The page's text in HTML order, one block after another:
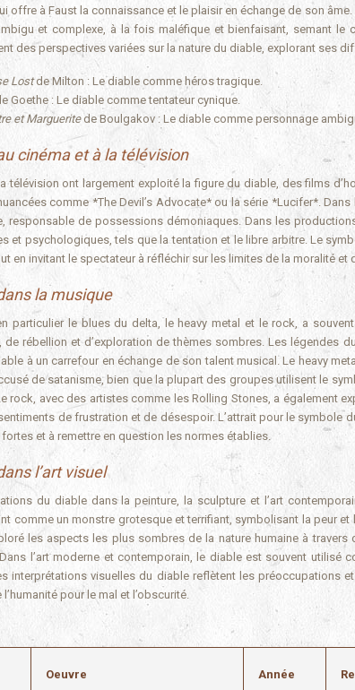
offre à Faust la connaissance et le plaisir en échange de son
et complexe, à la fois maléfique et bienfaisant, semant
des perspectives variées sur la nature du diable, explorant ses
Lostde Milton : Le diable comme héros tragique.
Goethe : Le diable comme tentateur cynique.
et Margueritede Boulgakov : Le diable comme personnage
cinéma et à la télévision
télévision ont largement exploité la figure du diable, des films
comme *The Devil’s Advocate* ou la série *Lucifer*.
responsable de possessions démoniaques. Dans les
et psychologiques, tels que la tentation et le libre arbitre. Le
en invitant le spectateur à réfléchir sur les limites de la moralité et
la musique
particulier le blues du delta, le heavy metal et le rock, a
de rébellion et d’exploration de thèmes sombres. Les légendes
à un carrefour en échange de son talent musical. Le heavy
de satanisme, bien que la plupart des groupes utilisent le
rock, avec des artistes comme les Rolling Stones, a également
de frustration et de désespoir. L’attrait pour le symbole
et à remettre en question les normes établies.
l’art visuel
du diable dans la peinture, la sculpture et l’art
comme un monstre grotesque et terrifiant, symbolisant la peur
les aspects les plus sombres de la nature humaine à
l’art moderne et contemporain, le diable est souvent utilisé
interprétations visuelles du diable reflètent les préoccupations
pour le mal et l’obscurité.
Oeuvre Année